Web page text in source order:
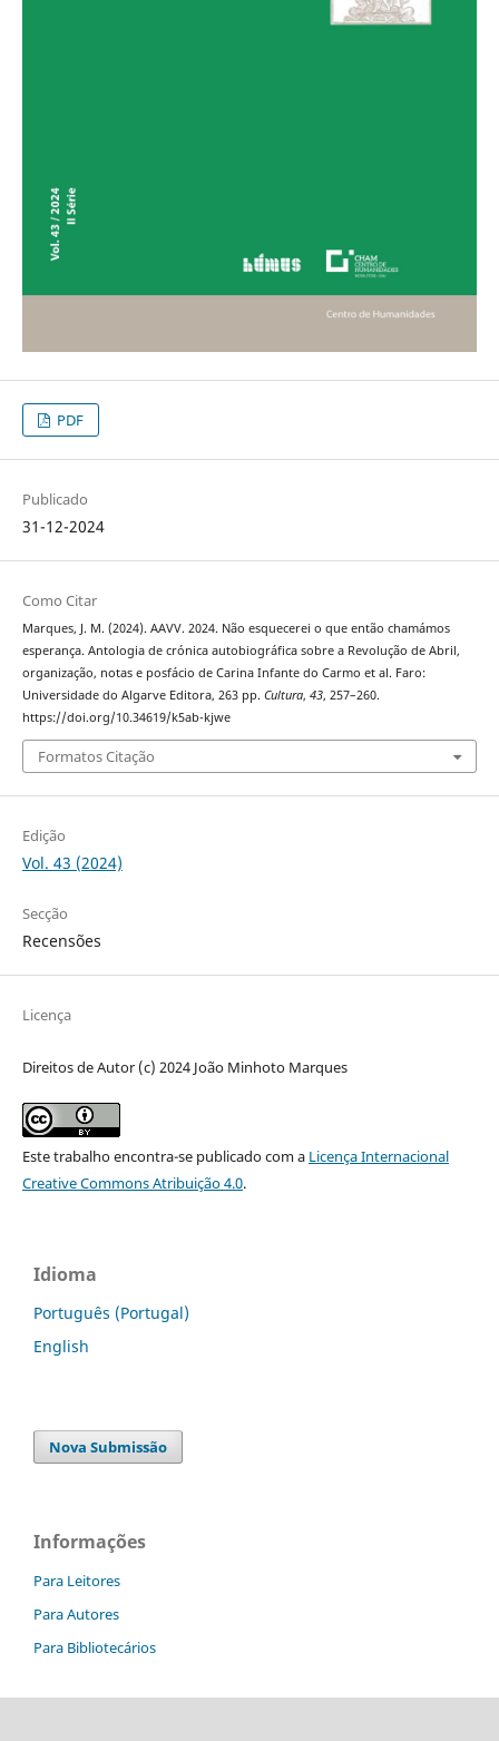
PDF
Publicado
31-12-2024
Como Citar
Marques, J. M. (2024). AAVV. 2024. Não esquecerei o que então chamámos
esperança. Antologia de crónica autobiográfica sobre a Revolução de Abril,
organização, notas e posfácio de Carina Infante do Carmo et al. Faro:
Universidade do Algarve Editora, 263 pp. Cultura, 43, 257–260.
https://doi.org/10.34619/k5ab-kjwe
Formatos Citação
Edição
Vol. 43 (2024)
Secção
Recensões
Licença
Direitos de Autor (c) 2024 João Minhoto Marques
Este trabalho encontra-se publicado com a Licença Internacional
Creative Commons Atribuição 4.0.
Idioma
Português (Portugal)
English
Nova Submissão
Informações
Para Leitores
Para Autores
Para Bibliotecários